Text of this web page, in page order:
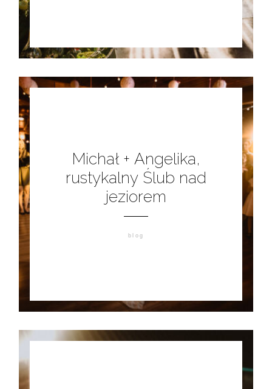
Michał + Angelika,
rustykalny Ślub nad
jeziorem
blog